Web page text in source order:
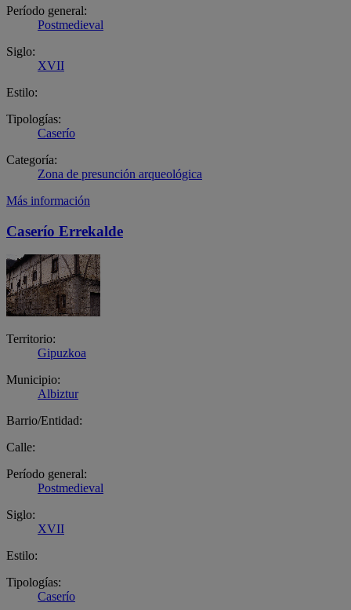
Período general:
Postmedieval
Siglo:
XVII
Estilo:
Tipologías:
Caserío
Categoría:
Zona de presunción arqueológica
Más información
Caserío Errekalde
Territorio:
Gipuzkoa
Municipio:
Albiztur
Barrio/Entidad:
Calle:
Período general:
Postmedieval
Siglo:
XVII
Estilo:
Tipologías:
Caserío